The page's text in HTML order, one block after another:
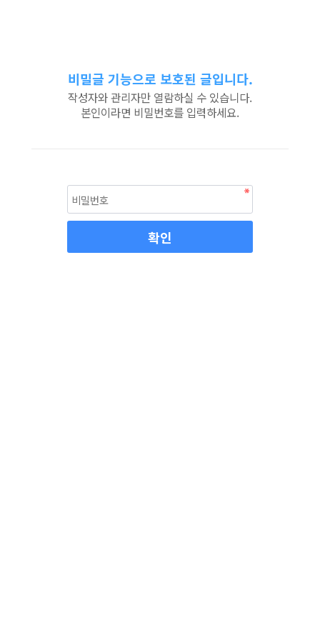
비밀글 기능으로 보호된 글입니다.
작성자와 관리자만 열람하실 수 있습니다.
본인이라면 비밀번호를 입력하세요.